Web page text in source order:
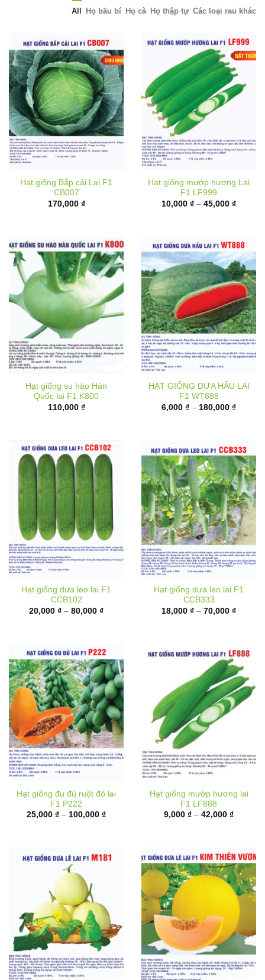
All Họ bầu bí Họ cà Họ thập tự Các loại rau khác
Hạt giống Bắp cải Lai F1
CB007
170,000 ₫
Hạt giống mướp hương Lai
F1 LF999
10,000 ₫ – 45,000 ₫Khoảng
45,000
Hạt giống su hào Hàn
Quốc lai F1 K800
110,000 ₫
HẠT GIỐNG DƯA HẤU LAI
F1 WT888
6,000 ₫ – 180,000 ₫Khoảng
Hạt giống dưa leo lai F1
CCB102
20,000 ₫ – 80,000 ₫Khoảng
80,000 ₫
Hạt giống dưa leo lai F1
CCB333
18,000 ₫ – 70,000 ₫Khoảng
70,000
Hạt giống đu đủ ruột đỏ lai
F1 P222
25,000 ₫ – 100,000 ₫Khoảng
100,000 ₫
Hạt giống mướp hương lai
F1 LF888
9,000 ₫ – 42,000 ₫Khoảng
42,000 ₫